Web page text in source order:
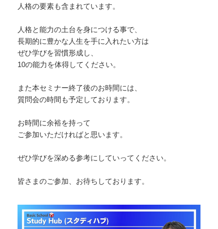
人格の要素も含まれています。
人格と能力の土台を身につける事で、
長期的に豊かな人生を手に入れたい方は
ぜひ学びを習慣形成し、
10の能力を体得してください。
また本セミナー終了後のお時間には、
質問会の時間も予定しております。
お時間に余裕を持って
ご参加いただければと思います。
ぜひ学びを深める参考にしていってください。
皆さまのご参加、お待ちしております。